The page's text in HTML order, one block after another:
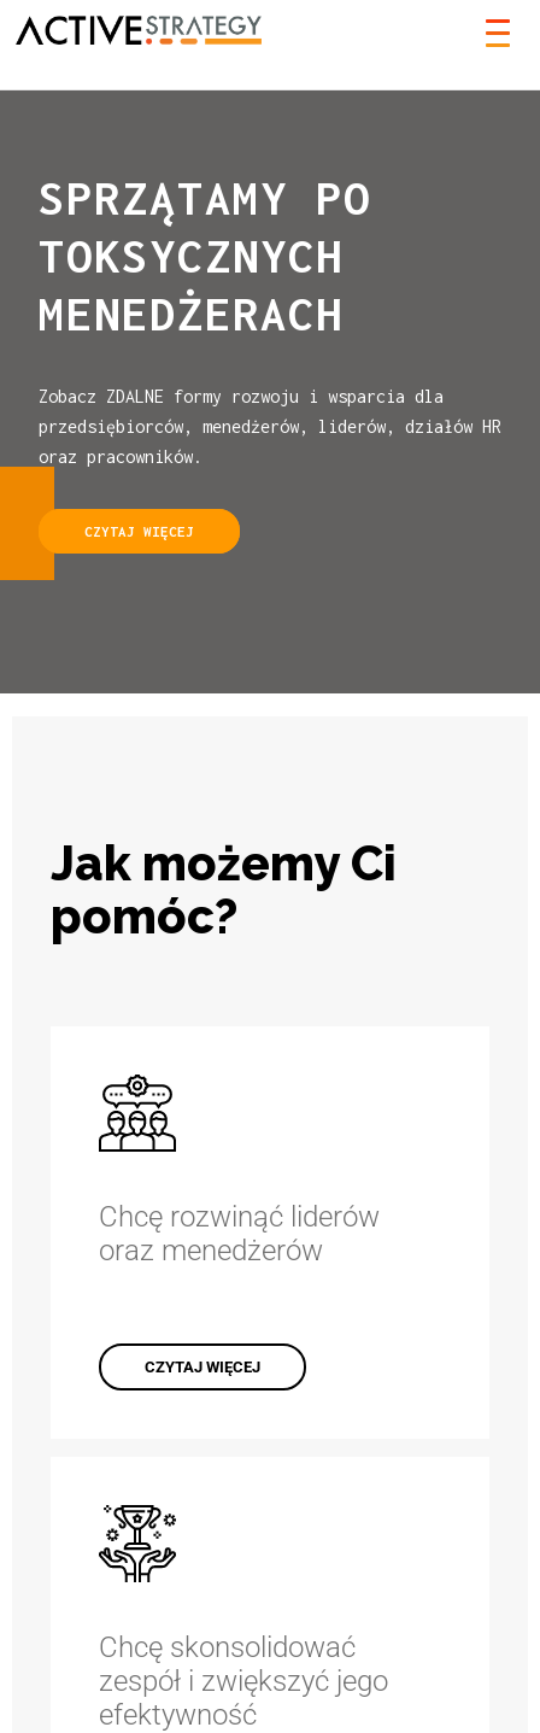
SPRZĄTAMY PO
TOKSYCZNYCH
MENEDŻERACH
Zobacz ZDALNE formy rozwoju i wsparcia dla
przedsiębiorców, menedżerów, liderów, działów HR
oraz pracowników.
CZYTAJ WIĘCEJ
Jak możemy Ci
pomóc?
Chcę rozwinąć liderów
oraz menedżerów
CZYTAJ WIĘCEJ
Chcę skonsolidować
zespół i zwiększyć jego
efektywność